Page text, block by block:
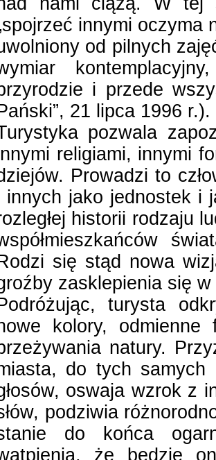
innymi oczyma
od pilnych
i przede
21 lipca 1996 r.).
pozwala
religiami, innymi
Prowadzi to
innych jako jednostek i
historii rodzaju
się stąd nowa
zasklepienia się
turysta
kolory,
natury.
do tych
oswaja wzrok z
podziwia
do końca
że będzie